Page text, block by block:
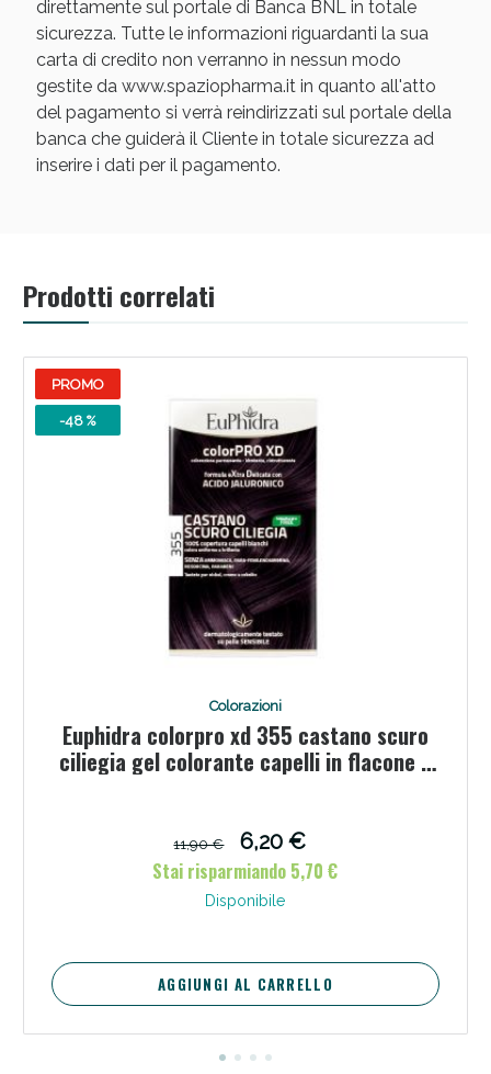
direttamente sul portale di Banca BNL in totale
sicurezza. Tutte le informazioni riguardanti la sua
carta di credito non verranno in nessun modo
gestite da www.spaziopharma.it in quanto all'atto
del pagamento si verrà reindirizzati sul portale della
banca che guiderà il Cliente in totale sicurezza ad
inserire i dati per il pagamento.
Prodotti correlati
PROMO
-48 %
Colorazioni
Euphidra colorpro xd 355 castano scuro
ciliegia gel colorante capelli in flacone +
11,90 €
6,20 €
Stai risparmiando 5,70 €
Disponibile
AGGIUNGI AL CARRELLO